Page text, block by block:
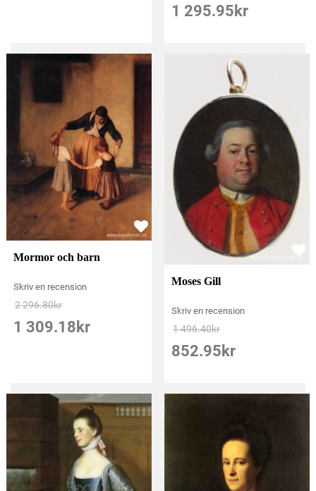
1 295.95 kr
Mormor och barn
Skriv en recension
2 296.80kr
1 309.18 kr
Moses Gill
Skriv en recension
1 496.40kr
852.95 kr